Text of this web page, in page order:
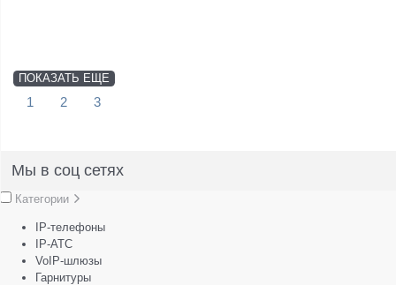
ПОКАЗАТЬ ЕЩЕ
1 2 3
Мы в соц сетях
Категории
IP-телефоны
IP-АТС
VoIP-шлюзы
Гарнитуры